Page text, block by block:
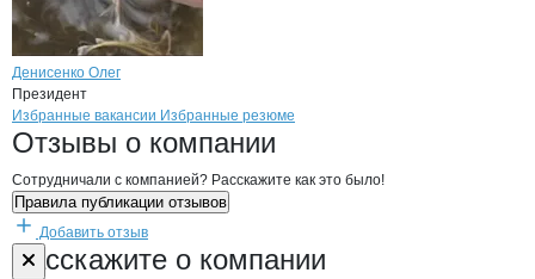
Денисенко Олег
Президент
Брендыкомпани Азово-
Вакансии вАзово-Черноморский
Избранные вакансии Избранные резюме
Новости oАзово-Черноморский
Отзывы о компании
Сотрудничали с компанией? Расскажите как это было!
Правила публикации отзывов
Добавить отзыв
Расскажите о компании
Форма обратной связи о неточностях